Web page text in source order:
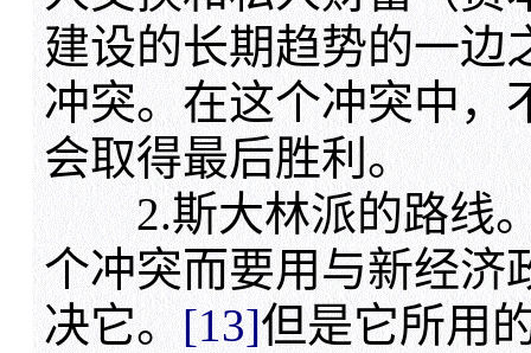
建设的长期趋势的一边
冲突。在这个冲突中，
会取得最后胜利。
2.斯大林派的路线。
个冲突而要用与新经济
决它。 [13]但是它所用